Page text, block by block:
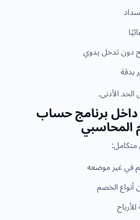
دون تدخل يدوي
بدقة
الأدنى.
داخل برنامج حساب
المحاسبي
في غير موضعه
أنواع الخصم